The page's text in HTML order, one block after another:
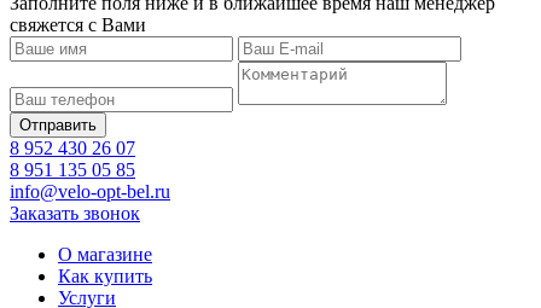
свяжется с Вами
8 952 430 26 07
8 951 135 05 85
info@velo-opt-bel.ru
Заказать звонок
О магазине
Как купить
Услуги